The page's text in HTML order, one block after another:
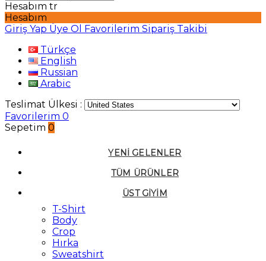
Hesabım tr
Hesabım
Giriş Yap Üye Ol Favorilerim Sipariş Takibi
Türkçe
English
Russian
Arabic
Teslimat Ülkesi :
Favorilerim 0
Sepetim 0
YENI GELENLER
TÜM ÜRÜNLER
ÜST GIYIM
T-Shirt
Body
Crop
Hırka
Sweatshirt